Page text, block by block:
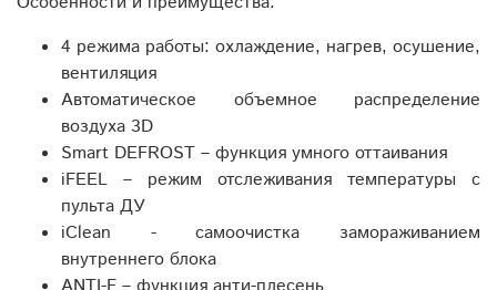
4 режима работы: охлаждение, нагрев, осушение,
вентиляция
Автоматическое объемное распределение
воздуха 3D
Smart DEFROST – функция умного оттаивания
iFEEL – режим отслеживания температуры с
пульта ДУ
iClean - cамоочистка замораживанием
внутреннего блока